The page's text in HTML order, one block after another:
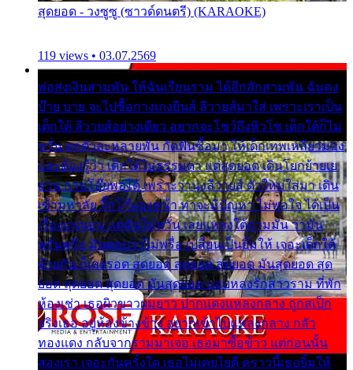
สุดยอด - วงซูซู (ซาวด์ดนตรี) (KARAOKE)
119 views • 03.07.2569
พ่อส่งเงินสามพัน ให้ฉันเรียนราม ได้อีกสักสามพัน ฉันคง
บ๊าย บาย จะไปซื้อกางเกงยีนส์ ลีวายส์มาใส่ เพราะเราเป็น
เด็กใต้ ลีวายส์อย่างเดียว อยากจะโชว์ถึงหิวโซ เด็กใต้ก็ไม่
หวั่น ตกตัวละหลายพัน กัดฟันซื้อมา ให้เด็กเทพเหลียวมอง
และต้องรู้ว่า เด็กใต้ไม่ธรรมดา แต่สุดยอด เดินโยกย้ายเย
ยวน กวนโอ๊ยพอได้ เพราะว่านุ่งลีวายส์ ตัวใหม่ใส่มา เดิน
เข้ามหาลัย จิ๊กโก๊มองหน้า ท่าจะมีปัญหา ไม่พอใจ ได้เป็น
เรื่องแน่นอน แต่ฉันไม่หวั่น เลยแหลงใต้ถามมัน ว่ามัน
พรั่นพรือ มันตอบว่าไม่พรื่อ เปลี่ยนเป็นยิ้มให้ เจอะเด็กใต้
ด้วยกัน ก็เลยรอด สุดยอด สุดยอด สุดยอด มันสุดยอด สุด
ยอด สุดยอด สุดยอด มันสุดยอด แอบหลงรักสาวราม ที่พัก
ห้องเช่า เธอผิวขาวผมยาว ปากแดงแหลงกลาง ถูกสเป็ก
จริงเธอ อยู่ห้องข้างข้าง อยากเข้าไปแหลงกลาง กลัว
ทองแดง กลับจากรามมาเจอ เธอมาซื้อข้าว แต่ก่อนนั้น
สองเรา เจอะกันครั้งใด เธอไม่เคยไยดี คราวนี้เธอยิ้มให้